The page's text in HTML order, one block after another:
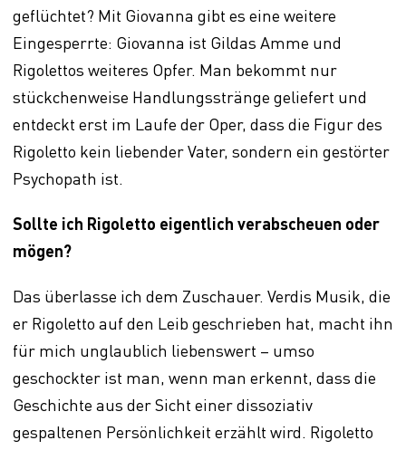
geflüchtet? Mit Giovanna gibt es eine weitere
Eingesperrte: Giovanna ist Gildas Amme und
Rigolettos weiteres Opfer. Man bekommt nur
stückchenweise Handlungsstränge geliefert und
entdeckt erst im Laufe der Oper, dass die Figur des
Rigoletto kein liebender Vater, sondern ein gestörter
Psychopath ist.
Sollte ich Rigoletto eigentlich verabscheuen oder
mögen?
Das überlasse ich dem Zuschauer. Verdis Musik, die
er Rigoletto auf den Leib geschrieben hat, macht ihn
für mich unglaublich liebenswert – umso
geschockter ist man, wenn man erkennt, dass die
Geschichte aus der Sicht einer dissoziativ
gespaltenen Persönlichkeit erzählt wird. Rigoletto